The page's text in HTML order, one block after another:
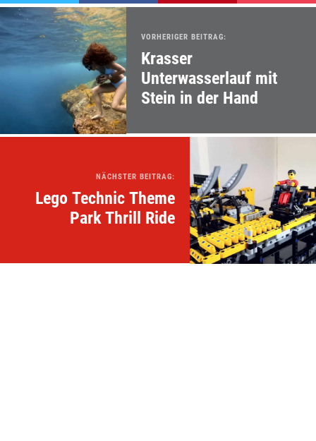
VORHERIGER BEITRAG:
Krasser
Unterwasserlauf mit
Stein in der Hand
NÄCHSTER BEITRAG:
Lego Technic Theme
Park Thrill Ride